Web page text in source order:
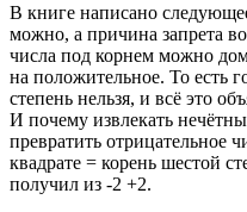
В книге написано
можно, а причина запрета
числа под корнем можно
на положительное. То есть
степень нельзя, и всё это
И почему извлекать
превратить отрицательное
квадрате = корень шестой
получил из -2 +2.